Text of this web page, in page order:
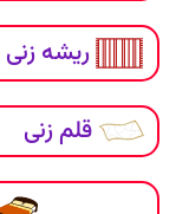
ریشه زنی
قلم زنی